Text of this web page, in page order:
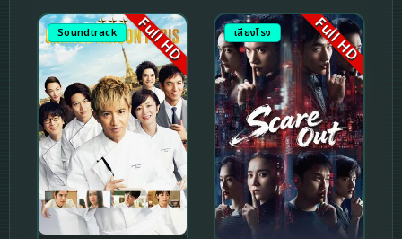
Soundtrack Full HD เสียงโรง Full HD